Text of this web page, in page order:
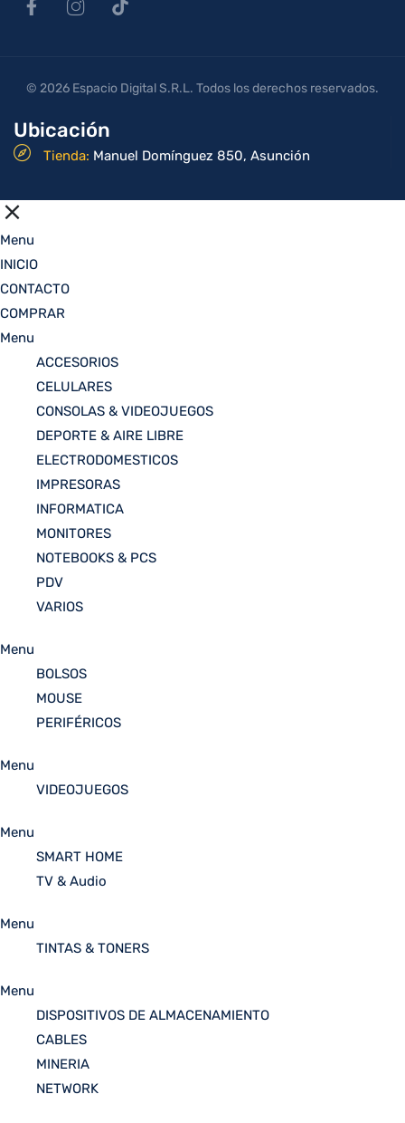
Ubicación
Tienda: Manuel Domínguez 850, Asunción
© 2026 Espacio Digital S.R.L. Todos los derechos reservados.
Menu
INICIO
CONTACTO
COMPRAR
Menu
ACCESORIOS
CELULARES
CONSOLAS & VIDEOJUEGOS
DEPORTE & AIRE LIBRE
ELECTRODOMESTICOS
IMPRESORAS
INFORMATICA
MONITORES
NOTEBOOKS & PCS
PDV
VARIOS
Menu
BOLSOS
MOUSE
PERIFÉRICOS
Menu
VIDEOJUEGOS
Menu
SMART HOME
TV & Audio
Menu
TINTAS & TONERS
Menu
DISPOSITIVOS DE ALMACENAMIENTO
CABLES
MINERIA
NETWORK